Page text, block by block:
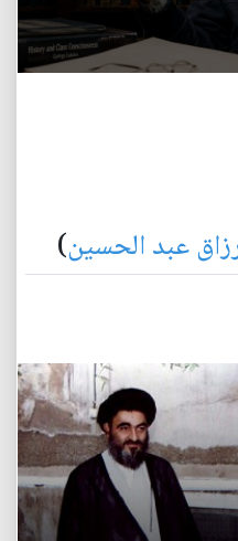
عبد الحسين)